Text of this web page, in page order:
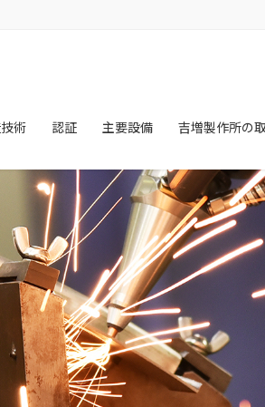
術 認証 主要設備 吉増製作所の